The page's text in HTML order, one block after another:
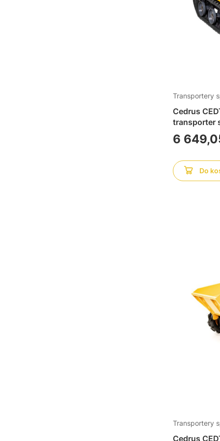
Transportery
Cedrus
transporter
taczka na
silniku
Cena
6
Do
Transportery
Cedrus